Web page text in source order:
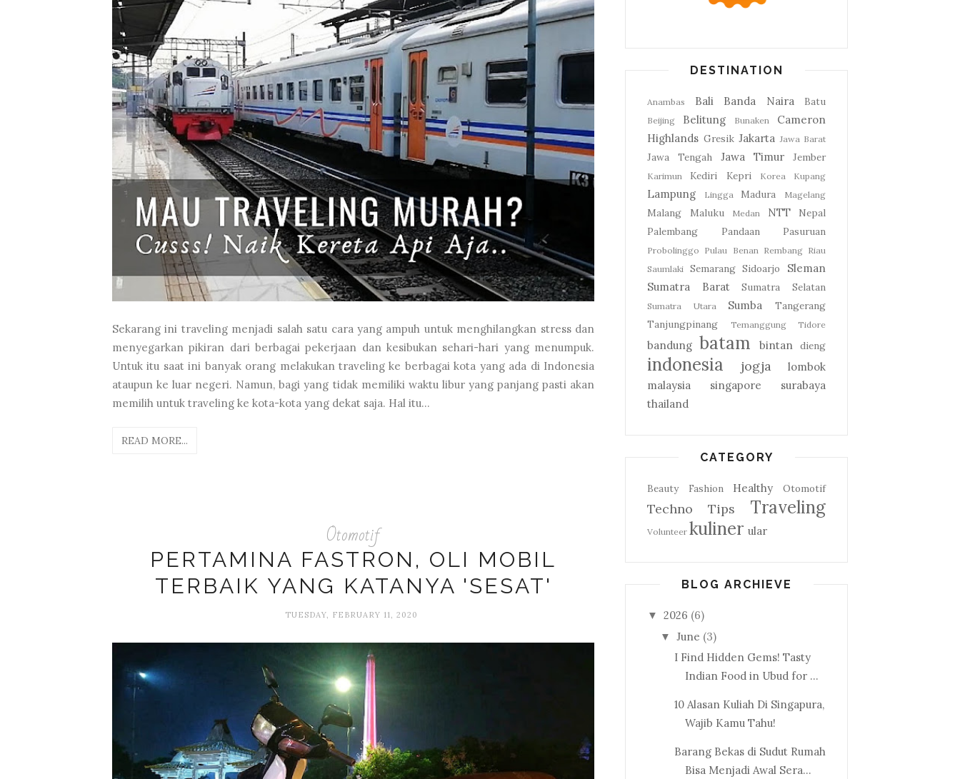
Sekarang ini traveling menjadi salah satu cara yang ampuh untuk menghilangkan stress dan
menyegarkan pikiran dari berbagai pekerjaan dan kesibukan sehari-hari yang menumpuk.
Untuk itu saat ini banyak orang melakukan traveling ke berbagai kota yang ada di Indonesia
ataupun ke luar negeri. Namun, bagi yang tidak memiliki waktu libur yang panjang pasti akan
memilih untuk traveling ke kota-kota yang dekat saja. Hal itu...
READ MORE...
Otomotif
PERTAMINA FASTRON, OLI MOBIL
TERBAIK YANG KATANYA 'SESAT'
TUESDAY, FEBRUARY 11, 2020
DESTINATION
Anambas Bali Banda Naira Batu
Beijing Belitung Bunaken
Cameron
Highlands Gresik Jakarta Jawa Barat
Jawa Tengah Jawa Timur Jember
Karimun Kediri Kepri Korea Kupang
Lampung Lingga Madura Magelang
Malang Maluku Medan NTT
Nepal
Palembang
Pandaan Pasuruan
Probolinggo Pulau Benan Rembang Riau
Saumlaki Semarang Sidoarjo
Sleman
Sumatra Barat
Sumatra Selatan
Sumatra Utara Sumba
Tangerang
Tanjungpinang
Temanggung Tidore
bandung batam bintan dieng
indonesia jogja
lombok
malaysia
singapore
surabaya
thailand
CATEGORY
Beauty Fashion Healthy Otomotif
Techno Tips Traveling
Volunteer kuliner ular
BLOG ARCHIEVE
▼ 2026 (6)
▼ June (3)
I Find Hidden Gems! Tasty
Indian Food in Ubud for ...
10 Alasan Kuliah Di Singapura,
Wajib Kamu Tahu!
Barang Bekas di Sudut Rumah
Bisa Menjadi Awal Sera...